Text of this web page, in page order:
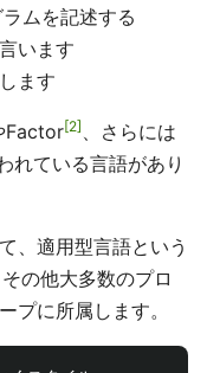
ムを記述する
います
ます
Factor 2 、さらには
れている言語があり
、適用型言語という
の他大多数のプロ
プに所属します。